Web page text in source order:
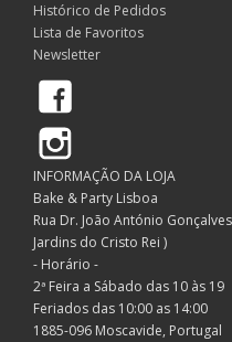
Histórico de Pedidos
Lista de Favoritos
Newsletter
INFORMAÇÃO DA LOJA
Bake & Party Lisboa
Rua Dr. João António
Jardins do Cristo Rei )
- Horário -
2ª Feira a Sábado das 10 às 19
Feriados das 10:00 as 14:00
1885-096 Moscavide, Portugal